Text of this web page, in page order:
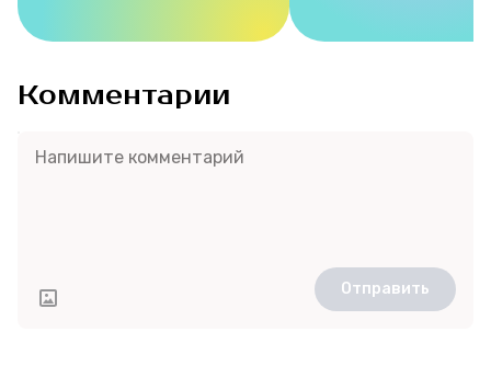
Комментарии
Отправить